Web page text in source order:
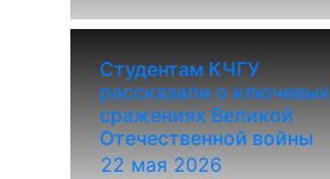
22 мая 2026
Студентам КЧГУ
рассказали о ключевых
сражениях Великой
Отечественной войны